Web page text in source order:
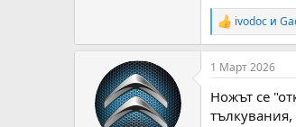
R
e
a
c
i
o
ivodoc и
1 Март 2026
Ножът се